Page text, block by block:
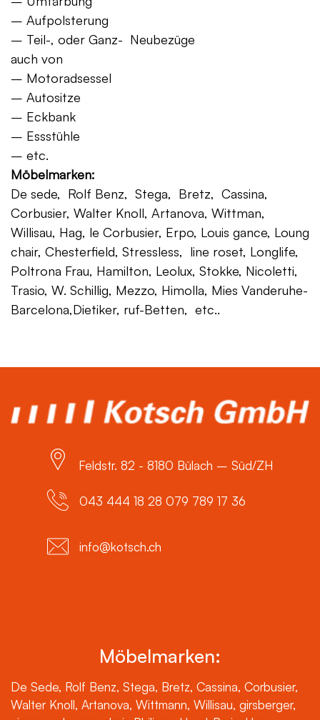
– Aufpolsterung
– Teil-, oder Ganz- Neubezüge
auch von
– Motoradsessel
– Autositze
– Eckbank
– Essstühle
– etc.
Möbelmarken:
De sede, Rolf Benz, Stega, Bretz, Cassina,
Corbusier, Walter Knoll, Artanova, Wittman,
Willisau, Hag, le Corbusier, Erpo, Louis gance, Loung
chair, Chesterfield, Stressless, line roset, Longlife,
Poltrona Frau, Hamilton, Leolux, Stokke, Nicoletti,
Trasio, W. Schillig, Mezzo, Himolla, Mies Vanderuhe-
Barcelona,Dietiker, ruf-Betten, etc..
Feldstr. 82 - 8180 Bülach – Süd/ZH
043 444 18 28 079 789 17 36
info@kotsch.ch
Möbelmarken:
De Sede, Rolf Benz, Stega, Bretz, Cassina, Corbusier,
Walter Knoll, Artanova, Wittmann, Willisau, girsberger,